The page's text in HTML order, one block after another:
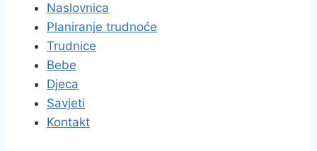
Naslovnica
Planiranje trudnoće
Trudnice
Bebe
Djeca
Savjeti
Kontakt